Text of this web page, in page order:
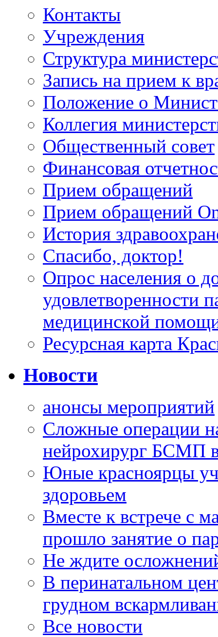
Контакты
Учреждения
Структура
Запись на прием к
Положение о
Коллегия
Общественный совет
Финансовая
Прием обращений
Прием обращений
История
Спасибо, доктор!
Опрос населения о
удовлетворенности
медицинской
Ресурсная карта
Новости
анонсы мероприятий
Сложные операции
нейрохирург БСМП
Юные красноярцы
здоровьем
Вместе к встрече с
прошло занятие о
Не ждите
В перинатальном
грудном
Все новости